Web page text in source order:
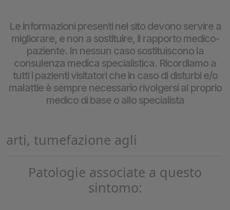
Le informazioni presenti nel sito devono servire a
migliorare, e non a sostituire, il rapporto medico-
paziente. In nessun caso sostituiscono la
consulenza medica specialistica. Ricordiamo a
tutti i pazienti visitatori che in caso di disturbi e/o
malattie è sempre necessario rivolgersi al proprio
medico di base o allo specialista
arti, tumefazione agli
Patologie associate a questo
sintomo: